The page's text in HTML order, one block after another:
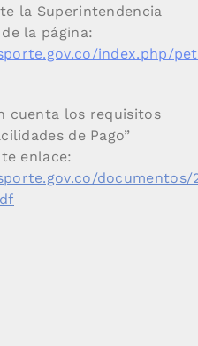
la Superintendencia
la página:
index.php/
cuenta los requisitos
de Pago”
enlace:
documentos/